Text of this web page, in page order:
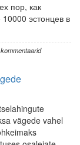
пор, как
эстонцев в
vägede vahel